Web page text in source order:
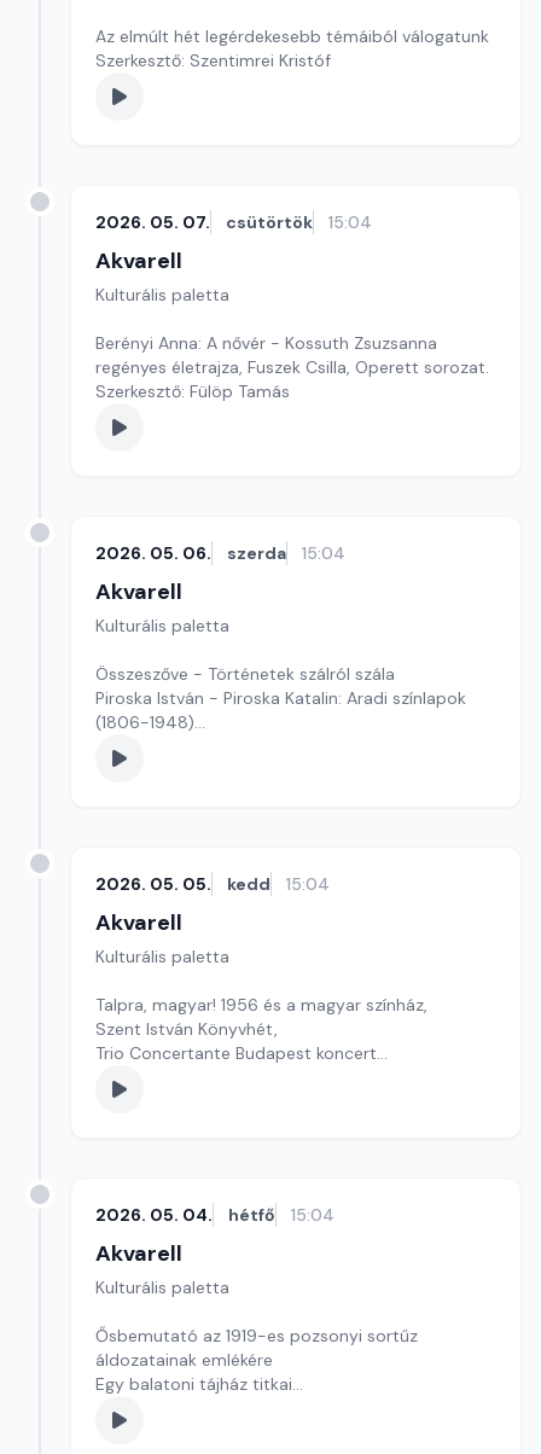
Az elmúlt hét legérdekesebb témáiból válogatunk
Szerkesztő: Szentimrei Kristóf
2026. 05. 07. csütörtök 15:04
Akvarell
Kulturális paletta
Berényi Anna: A nővér - Kossuth Zsuzsanna
regényes életrajza, Fuszek Csilla, Operett sorozat.
Szerkesztő: Fülöp Tamás
2026. 05. 06. szerda 15:04
Akvarell
Kulturális paletta
Összeszőve - Történetek szálról szála
Piroska István - Piroska Katalin: Aradi színlapok
(1806-1948)
Szerkesztő: Fazekas Gyöngyvér
2026. 05. 05. kedd 15:04
Akvarell
Kulturális paletta
Talpra, magyar! 1956 és a magyar színház,
Szent István Könyvhét,
Trio Concertante Budapest koncert
Szerkesztő: Tóth J. András
2026. 05. 04. hétfő 15:04
Akvarell
Kulturális paletta
Ősbemutató az 1919-es pozsonyi sortűz
áldozatainak emlékére
Egy balatoni tájház titkai
Kultúrmorzsa